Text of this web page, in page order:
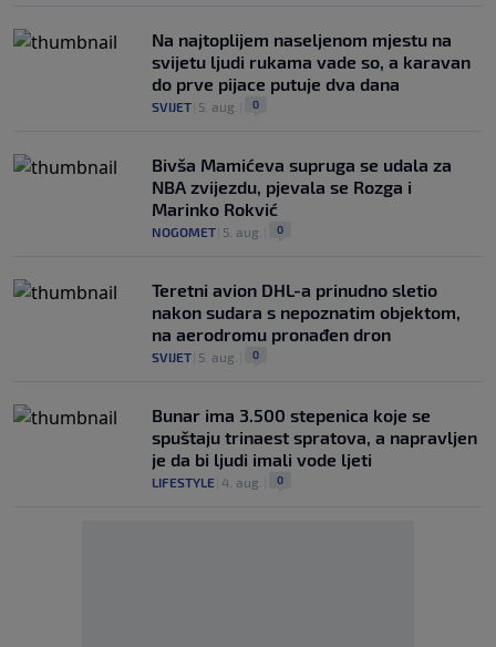
Na najtoplijem naseljenom mjestu na
svijetu ljudi rukama vade so, a karavan
do prve pijace putuje dva dana
SVIJET 5. aug. 0
Bivša Mamićeva supruga se udala za
NBA zvijezdu, pjevala se Rozga i
Marinko Rokvić
NOGOMET 5. aug. 0
Teretni avion DHL-a prinudno sletio
nakon sudara s nepoznatim objektom,
na aerodromu pronađen dron
SVIJET 5. aug. 0
Bunar imа 3.500 stepenica koje se
spuštaju trinaest spratova, a napravljen
je da bi ljudi imali vode ljeti
LIFESTYLE 4. aug. 0